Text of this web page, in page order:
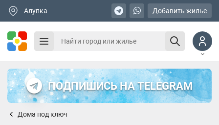
Алупка Добавить жилье
ПОДПИШИСЬ НА TELEGRAM
Дома под ключ